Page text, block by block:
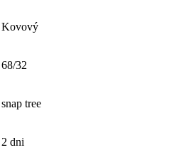
Kovový
68/32
snap tree
2 dni